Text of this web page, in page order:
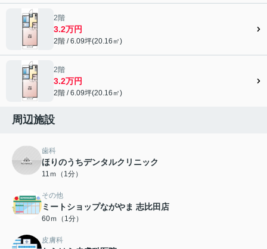
2階
3.2万円
2階 / 6.09坪(20.16㎡)
2階
3.2万円
2階 / 6.09坪(20.16㎡)
周辺施設
歯科
ほりのうちデンタルクリニック
11ｍ（1分）
その他
ミートショップながやま 志比田店
60ｍ（1分）
皮膚科